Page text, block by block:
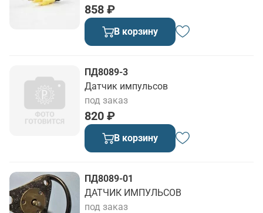
858 ₽
В корзину
ПД8089-3
Датчик импульсов
820 ₽
под заказ
В корзину
ПД8089-01
ДАТЧИК ИМПУЛЬСОВ
под заказ